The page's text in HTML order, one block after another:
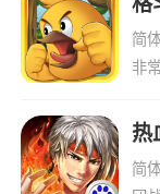
简
非
热
简